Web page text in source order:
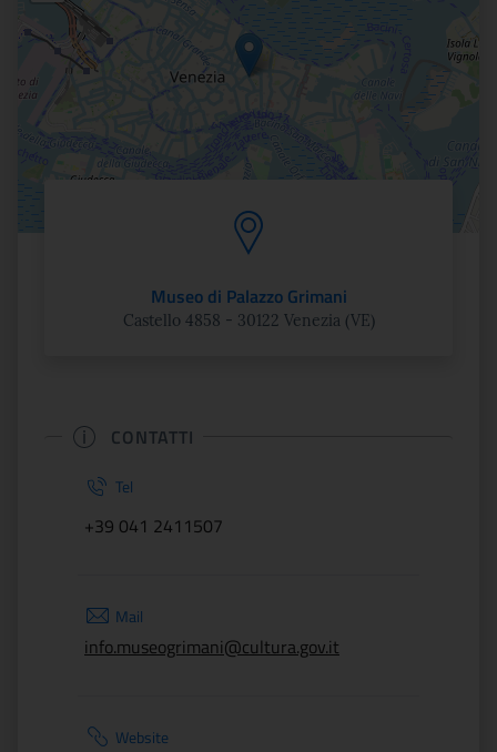
Museo di Palazzo Grimani
Castello 4858 - 30122 Venezia (VE)
CONTATTI
Tel
+39 041 2411507
Mail
info.museogrimani@cultura.gov.it
Website